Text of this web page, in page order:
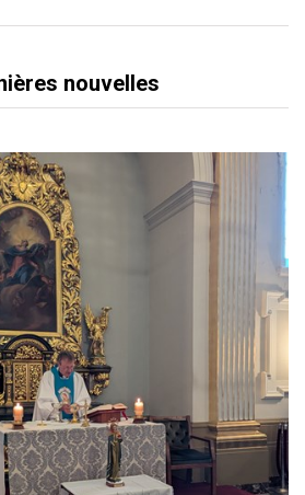
nouvelles